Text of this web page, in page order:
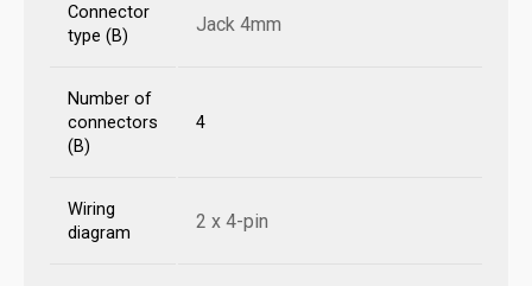
Connector
type (B)
Jack 4mm
Number of
connectors
(B)
4
Wiring
diagram
2 x 4-pin